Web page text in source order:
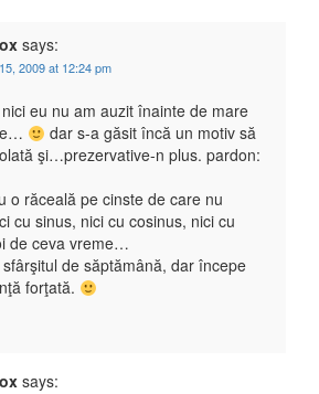
says:
2009 at 12:24 pm
eu nu am auzit înainte de mare
dar s-a găsit încă un motiv să
şi…prezervative-n plus. pardon:
o răceală pe cinste de care nu
cu sinus, nici cu cosinus, nici cu
de ceva vreme…
de săptămână, dar începe
forţată.
says: